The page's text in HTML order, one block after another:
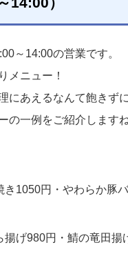
～14:00の営業です。
メニュー！
にあえるなんて飽きず
の一例をご紹介しますね
き1050円・やわらか豚
げ980円・鯖の竜田揚